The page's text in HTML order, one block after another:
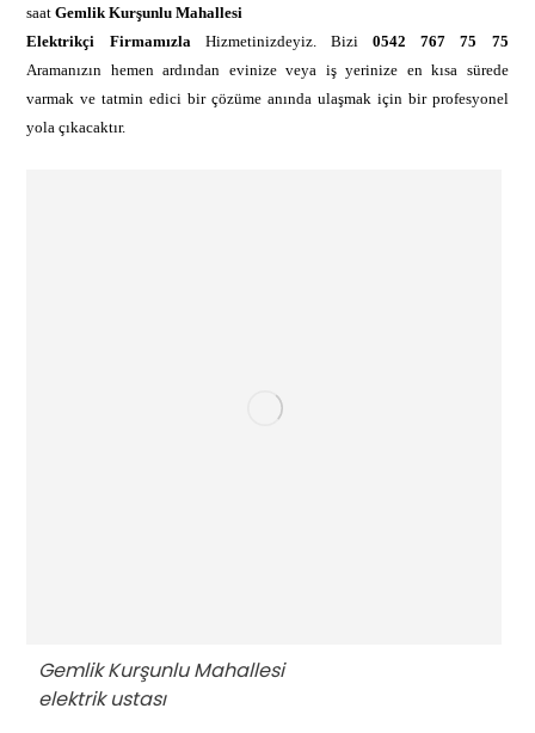
saatGemlik Kurşunlu Mahallesi
Elektrikçi FirmamızlaHizmetinizdeyiz. Bizi0542 767 75 75
Aramanızın hemen ardından evinize veya iş yerinize en kısa sürede
varmak ve tatmin edici bir çözüme anında ulaşmak için bir profesyonel
yola çıkacaktır.
Gemlik Kurşunlu Mahallesi
elektrik ustası